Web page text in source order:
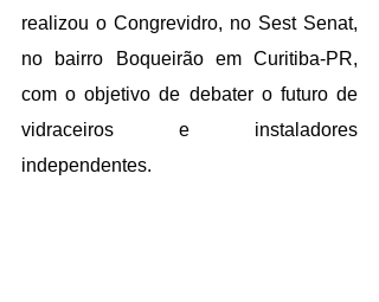
realizou o Congrevidro, no Sest Senat,
no bairro Boqueirão em Curitiba-PR,
com o objetivo de debater o futuro de
vidraceiros e instaladores
independentes.